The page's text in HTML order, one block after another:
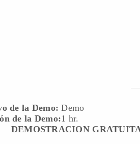
de la Demo: Demo
de la Demo:1 hr.
DEMOSTRACION